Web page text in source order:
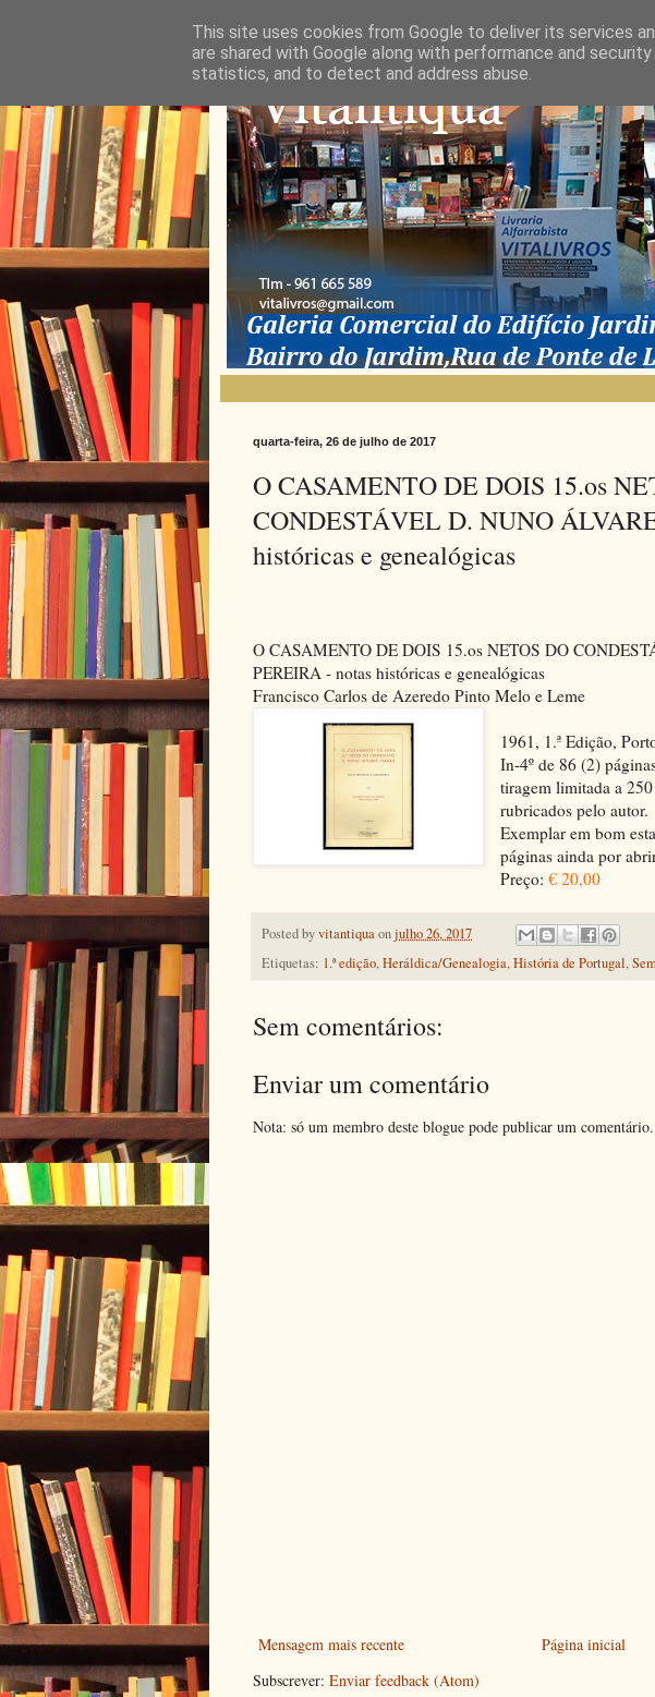
quarta-feira, 26 de julho de 2017
O CASAMENTO DE DOIS 15.os
CONDESTÁVEL D. NUNO
históricas e genealógicas
O CASAMENTO DE DOIS 15.os NETOS DO
PEREIRA - notas históricas e genealógicas
Francisco Carlos de Azeredo Pinto Melo e Leme
1961, 1.ª Edição,
In-4º de 86 (2)
tiragem limitada a
rubricados pelo autor.
Exemplar em bom
páginas ainda por
Preço: € 20,00
Posted byvitantiquaonjulho 26, 2017
Etiquetas: 1.ª edição,Heráldica/Genealogia,História de Portugal,
Sem comentários:
Enviar um comentário
Nota: só um membro deste blogue pode publicar um comentário.
Mensagem mais recente
Página inicial
Subscrever: Enviar feedback (Atom)
This site uses cookies from Google to deliver its services
are shared with Google along with performance and
statistics, and to detect and address abuse.